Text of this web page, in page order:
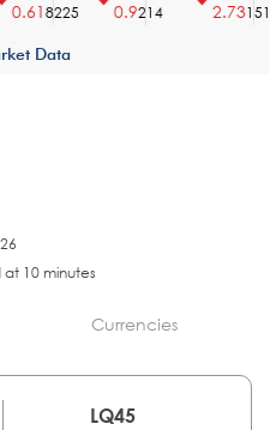
0.618225
0.9214
2.731510
Data
10 minutes
Currencies
LQ45